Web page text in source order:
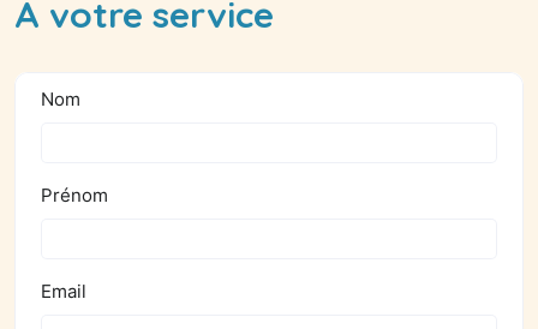
A votre service